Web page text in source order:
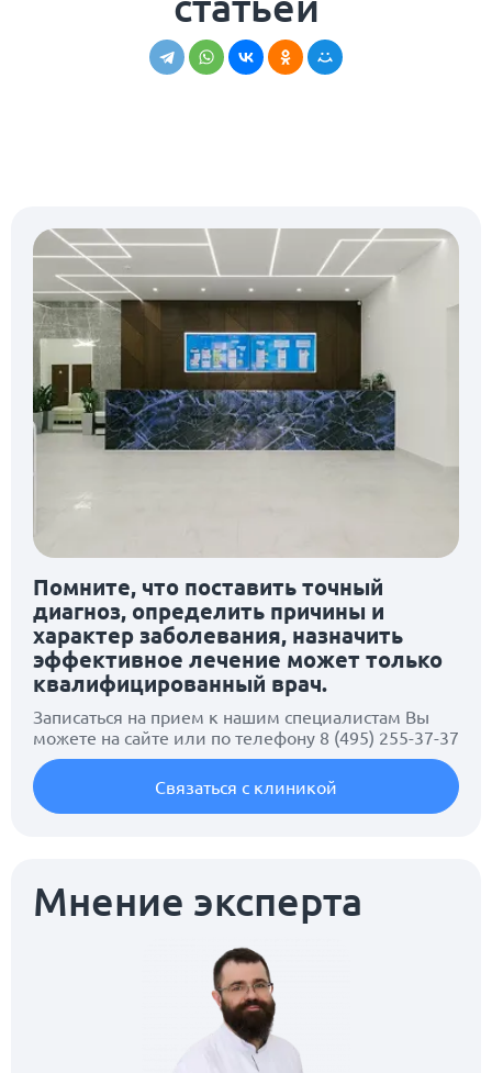
Помните, что поставить точный
диагноз, определить причины и
характер заболевания, назначить
эффективное лечение может только
квалифицированный врач.
Записаться на прием к нашим специалистам Вы
можете на сайте или по телефону 8 (495) 255-37-37
Связаться с клиникой
Мнение эксперта